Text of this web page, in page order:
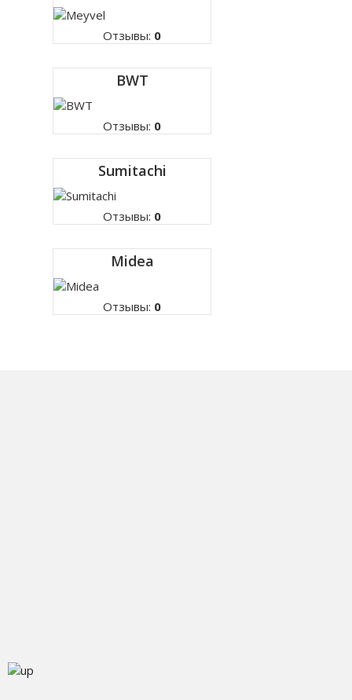
Отзывы: 0
BWT
Отзывы: 0
Sumitachi
Отзывы: 0
Midea
Отзывы: 0